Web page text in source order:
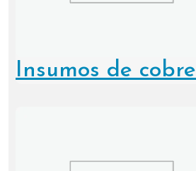
Insumos de cobre